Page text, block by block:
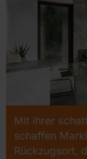
Mit ihrer
schaffen
Rückzugsort,